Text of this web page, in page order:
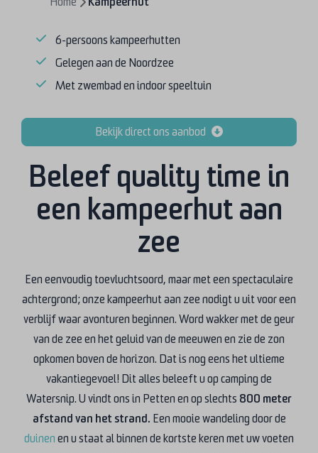
6-persoons kampeerhutten
Gelegen aan de Noordzee
Met zwembad en indoor speeltuin
Bekijk direct ons aanbod
Beleef quality time in
een kampeerhut aan
zee
Een eenvoudig toevluchtsoord, maar met een spectaculaire
achtergrond; onze kampeerhut aan zee nodigt u uit voor een
verblijf waar avonturen beginnen. Word wakker met de geur
van de zee en het geluid van de meeuwen en zie de zon
opkomen boven de horizon. Dat is nog eens het ultieme
vakantiegevoel! Dit alles beleeft u op camping de
Watersnip. U vindt ons in Petten en op slechts 800 meter
afstand van het strand. Een mooie wandeling door de
duinen en u staat al binnen de kortste keren met uw voeten